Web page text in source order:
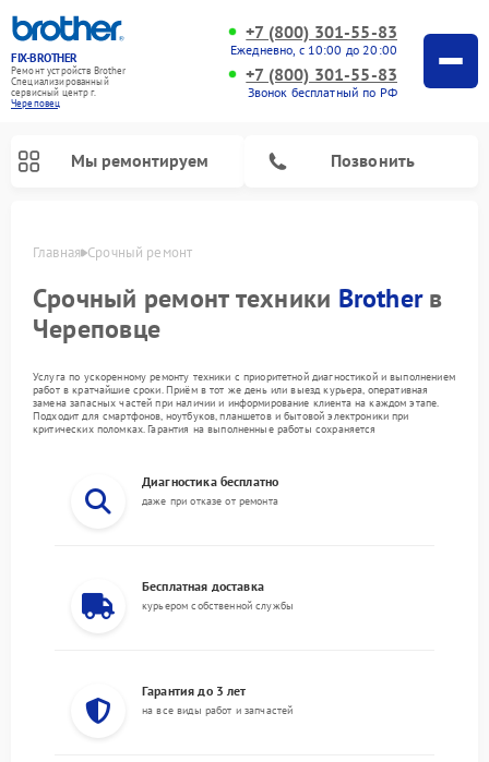
FIX-BROTHER
Ремонт устройств Brother
Специализированный
cервисный центр г.
Череповец
+7 (800) 301-55-83
Ежедневно, с 10:00 до 20:00
+7 (800) 301-55-83
Звонок бесплатный по РФ
Мы ремонтируем Позвонить
Главная Срочный ремонт
Срочный ремонт техники Brotherв
Череповце
Услуга по ускоренному ремонту техники с приоритетной диагностикой и выполнением
работ в кратчайшие сроки. Приём в тот же день или выезд курьера, оперативная
замена запасных частей при наличии и информирование клиента на каждом этапе.
Подходит для смартфонов, ноутбуков, планшетов и бытовой электроники при
критических поломках. Гарантия на выполненные работы сохраняется
Диагностика бесплатно
даже при отказе от ремонта
Бесплатная доставка
курьером собственной службы
Гарантия до 3 лет
на все виды работ и запчастей